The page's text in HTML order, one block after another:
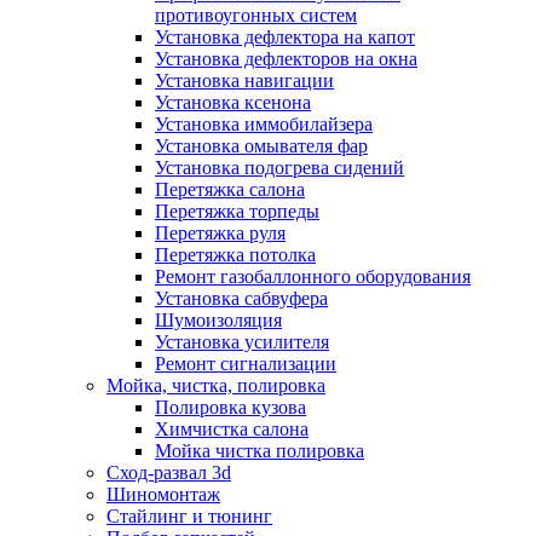
противоугонных систем
Установка дефлектора на капот
Установка дефлекторов на окна
Установка навигации
Установка ксенона
Установка иммобилайзера
Установка омывателя фар
Установка подогрева сидений
Перетяжка салона
Перетяжка торпеды
Перетяжка руля
Перетяжка потолка
Ремонт газобаллонного оборудования
Установка сабвуфера
Шумоизоляция
Установка усилителя
Ремонт сигнализации
Мойка, чистка, полировка
Полировка кузова
Химчистка салона
Мойка чистка полировка
Сход-развал 3d
Шиномонтаж
Стайлинг и тюнинг